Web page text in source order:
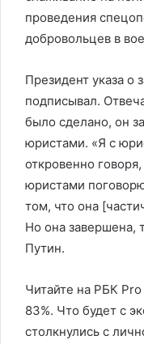
проведения
добровольцев в
Президент указа о
подписывал.
было сделано, он
юристами. «Я с
откровенно
юристами
том, что она
Но она завершена,
Путин.
Читайте на РБК
83%. Что будет с
столкнулись с